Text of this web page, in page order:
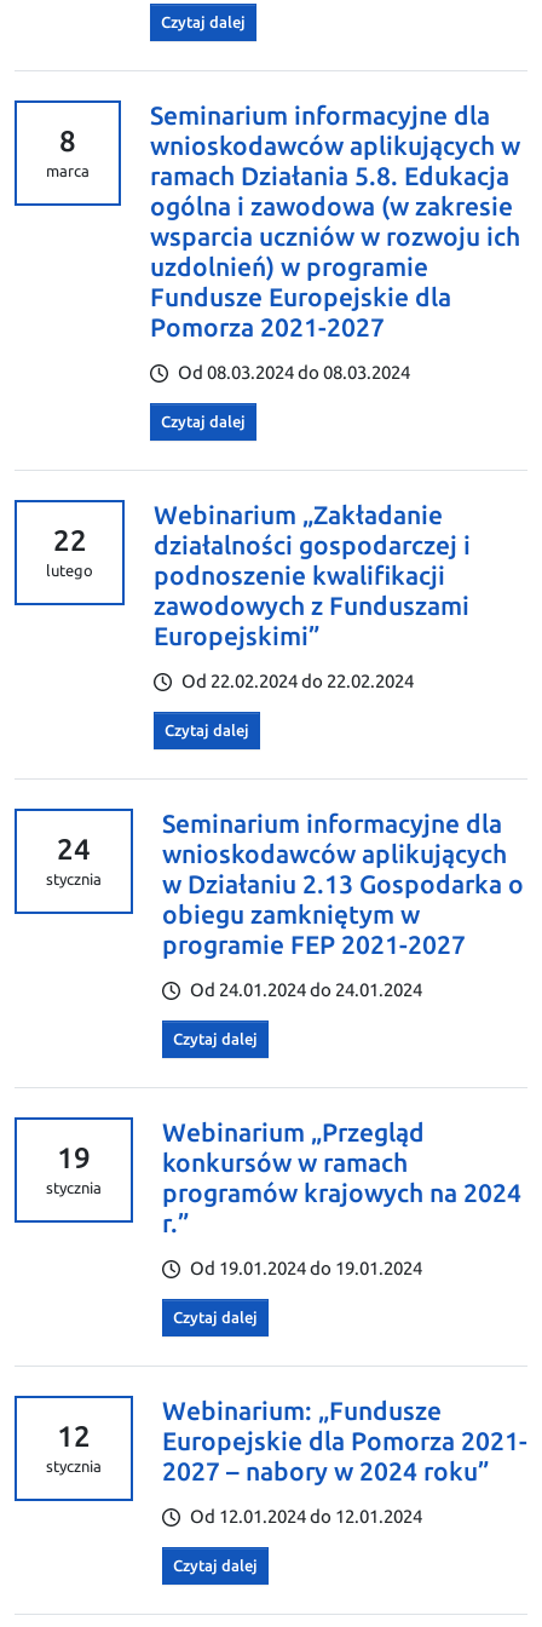
Czytaj dalej
8
marca
Seminarium informacyjne dla
wnioskodawców aplikujących w
ramach Działania 5.8. Edukacja
ogólna i zawodowa (w zakresie
wsparcia uczniów w rozwoju ich
uzdolnień) w programie
Fundusze Europejskie dla
Pomorza 2021-2027
Od 08.03.2024 do 08.03.2024
Czytaj dalej
22
lutego
Webinarium „Zakładanie
działalności gospodarczej i
podnoszenie kwalifikacji
zawodowych z Funduszami
Europejskimi”
Od 22.02.2024 do 22.02.2024
Czytaj dalej
24
stycznia
Seminarium informacyjne dla
wnioskodawców aplikujących
w Działaniu 2.13 Gospodarka o
obiegu zamkniętym w
programie FEP 2021-2027
Od 24.01.2024 do 24.01.2024
Czytaj dalej
19
stycznia
Webinarium „Przegląd
konkursów w ramach
programów krajowych na 2024
r.”
Od 19.01.2024 do 19.01.2024
Czytaj dalej
12
stycznia
Webinarium: „Fundusze
Europejskie dla Pomorza 2021-
2027 – nabory w 2024 roku”
Od 12.01.2024 do 12.01.2024
Czytaj dalej